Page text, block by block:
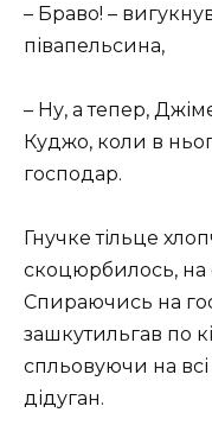
– Браво! –
півапельсина,
– Ну, а тепер,
Куджо, коли в
господар.
Гнучке тільце
скоцюрбилось, на
Спираючись на
зашкутильгав по
спльовуючи на всі
дідуган.